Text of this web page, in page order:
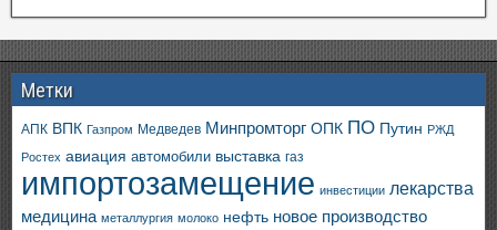
Метки
АПК ВПК Газпром Медведев Минпромторг ОПК ПО Путин РЖД
Ростех авиация автомобили выставка газ
импортозамещение инвестиции лекарства
медицина металлургия молоко нефть новое производство